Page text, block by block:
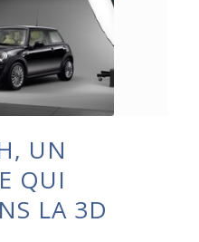
UN
QUI
LA 3D